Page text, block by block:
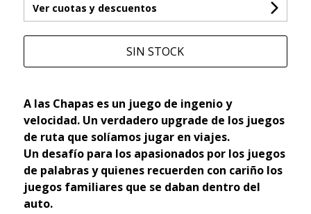
Ver cuotas y descuentos
SIN STOCK
A las Chapas es un juego de ingenio y
velocidad. Un verdadero upgrade de los juegos
de ruta que solíamos jugar en viajes.
Un desafío para los apasionados por los juegos
de palabras y quienes recuerden con cariño los
juegos familiares que se daban dentro del
auto.